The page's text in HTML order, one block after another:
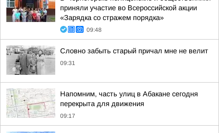
приняли участие во Всероссийской акции
«Зарядка со стражем порядка»
09:48
Словно забыть старый причал мне не велит
09:31
Напомним, часть улиц в Абакане сегодня
перекрыта для движения
09:17